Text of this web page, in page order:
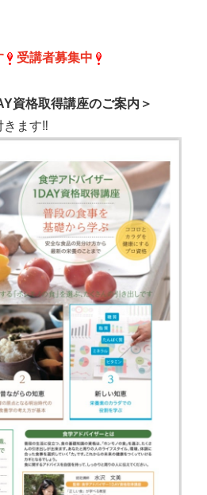
受講者募集中
資格取得講座のご案内＞
きます‼️